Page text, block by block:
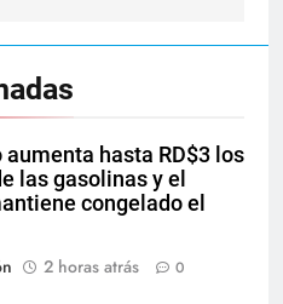
aumenta hasta RD$3 los
las gasolinas y el
congelado el
2 horas atrás 0